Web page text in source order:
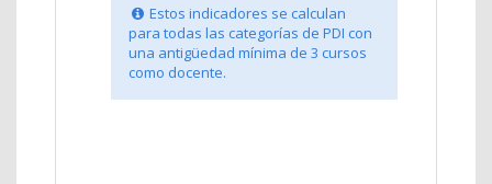
Estos indicadores se calculan
para todas las categorías de PDI con
una antigüedad mínima de 3 cursos
como docente.